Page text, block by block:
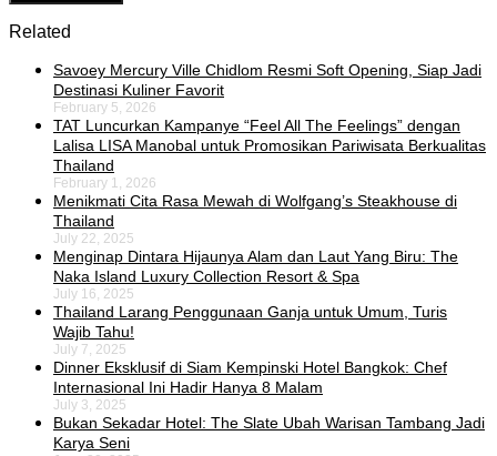
Related
Savoey Mercury Ville Chidlom Resmi Soft Opening, Siap Jadi
Destinasi Kuliner Favorit
February 5, 2026
TAT Luncurkan Kampanye “Feel All The Feelings” dengan
Lalisa LISA Manobal untuk Promosikan Pariwisata Berkualitas
Thailand
February 1, 2026
Menikmati Cita Rasa Mewah di Wolfgang’s Steakhouse di
Thailand
July 22, 2025
Menginap Dintara Hijaunya Alam dan Laut Yang Biru: The
Naka Island Luxury Collection Resort & Spa
July 16, 2025
Thailand Larang Penggunaan Ganja untuk Umum, Turis
Wajib Tahu!
July 7, 2025
Dinner Eksklusif di Siam Kempinski Hotel Bangkok: Chef
Internasional Ini Hadir Hanya 8 Malam
July 3, 2025
Bukan Sekadar Hotel: The Slate Ubah Warisan Tambang Jadi
Karya Seni